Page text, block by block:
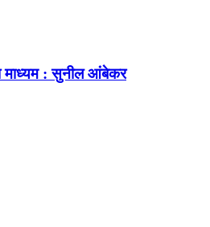
माध्यम : सुनील आंबेकर